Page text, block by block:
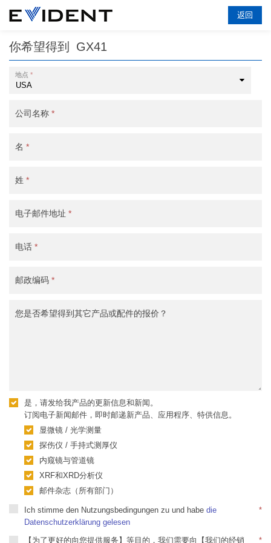
返回
你希望得到 GX41
地点 *
公司名称 *
名 *
姓 *
电子邮件地址 *
电话 *
邮政编码 *
您是否希望得到其它产品或配件的报价？
是，请发给我产品的更新信息和新闻。
订阅电子新闻邮件，即时邮递新产品、应用程序、特供信息。
显微镜 / 光学测量
探伤仪 / 手持式测厚仪
内窥镜与管道镜
XRF和XRD分析仪
邮件杂志（所有部门）
Ich stimme den Nutzungsbedingungen zu und habe die
Datenschutzerklärung gelesen
*
【为了更好的向您提供服务】等目的，我们需要向【我们的经销 *